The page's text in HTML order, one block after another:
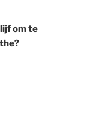
om te